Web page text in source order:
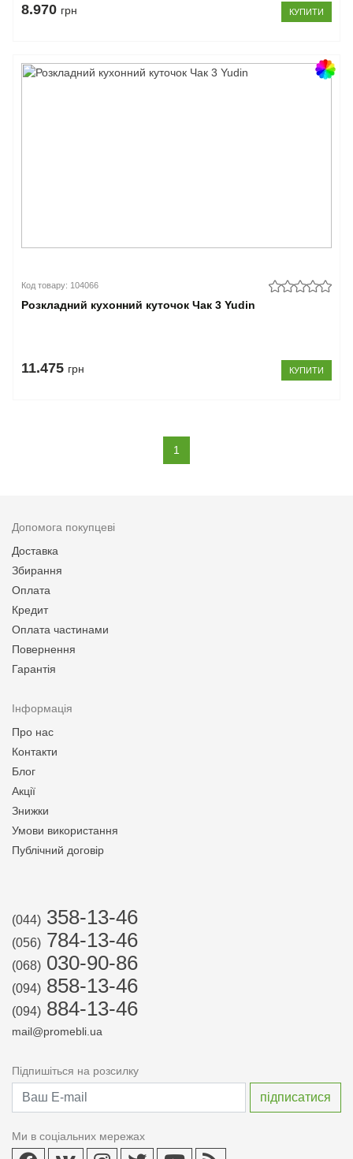
8.970 грн КУПИТИ
Код товару: 104066
Розкладний кухонний куточок Чак 3 Yudin
11.475 грн КУПИТИ
1
Допомога покупцеві
Доставка
Збирання
Оплата
Кредит
Оплата частинами
Повернення
Гарантія
Інформація
Про нас
Контакти
Блог
Акції
Знижки
Умови використання
Публічний договір
(044) 358-13-46
(056) 784-13-46
(068) 030-90-86
(094) 858-13-46
(094) 884-13-46
mail@promebli.ua
Підпишіться на розсилку
Ми в соціальних мережах